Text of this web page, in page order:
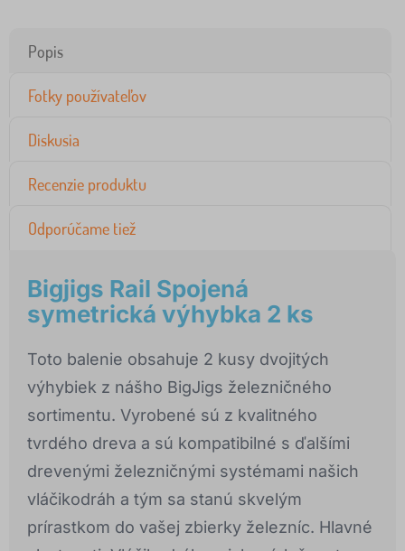
Popis
Fotky používateľov
Diskusia
Recenzie produktu
Odporúčame tiež
Bigjigs Rail Spojená
symetrická výhybka 2 ks
Toto balenie obsahuje 2 kusy dvojitých
výhybiek z nášho BigJigs železničného
sortimentu. Vyrobené sú z kvalitného
tvrdého dreva a sú kompatibilné s ďalšími
drevenými železničnými systémami našich
vláčikodráh a tým sa stanú skvelým
prírastkom do vašej zbierky železníc. Hlavné